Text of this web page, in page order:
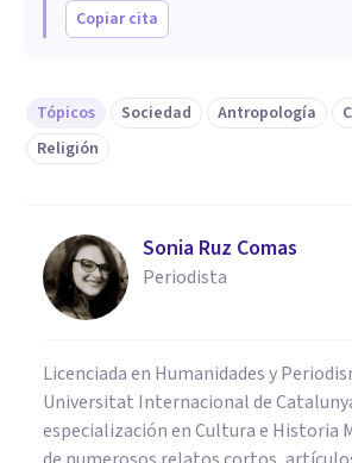
Copiar cita
Tópicos Sociedad Antropología
Religión
Sonia Ruz Comas
Periodista
Licenciada en Humanidades y
Universitat Internacional de
especialización en Cultura e Historia